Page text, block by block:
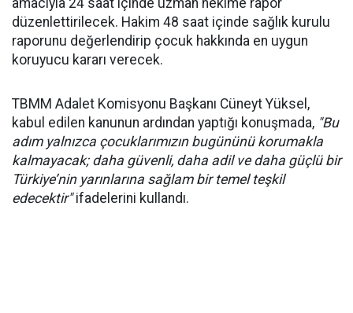
amacıyla 24 saat içinde uzman hekime rapor
düzenlettirilecek. Hakim 48 saat içinde sağlık kurulu
raporunu değerlendirip çocuk hakkında en uygun
koruyucu kararı verecek.
TBMM Adalet Komisyonu Başkanı Cüneyt Yüksel,
kabul edilen kanunun ardından yaptığı konuşmada, "Bu
adım yalnızca çocuklarımızın bugününü korumakla
kalmayacak; daha güvenli, daha adil ve daha güçlü bir
Türkiye’nin yarınlarına sağlam bir temel teşkil
edecektir"ifadelerini kullandı.